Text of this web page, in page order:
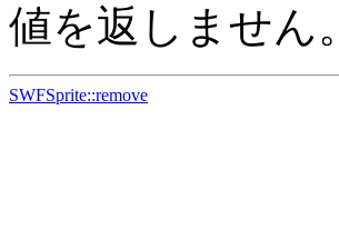
値を返しません。
SWFSprite::remove